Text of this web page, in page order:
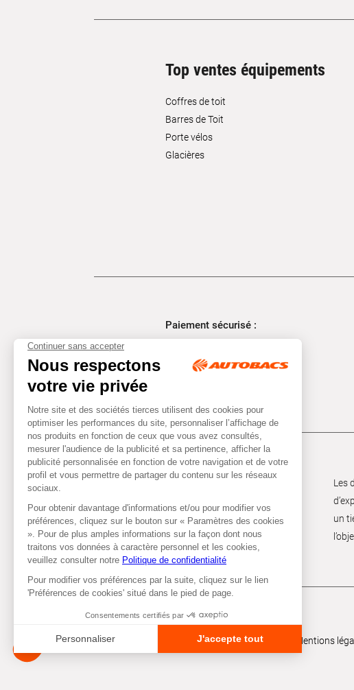
Top ventes équipements
Coffres de toit
Barres de Toit
Porte vélos
Glacières
Paiement sécurisé :
Les
un
Tous droits réservés © Autobacs Mentions